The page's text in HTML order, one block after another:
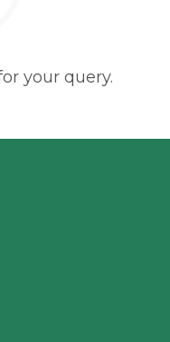
your query.